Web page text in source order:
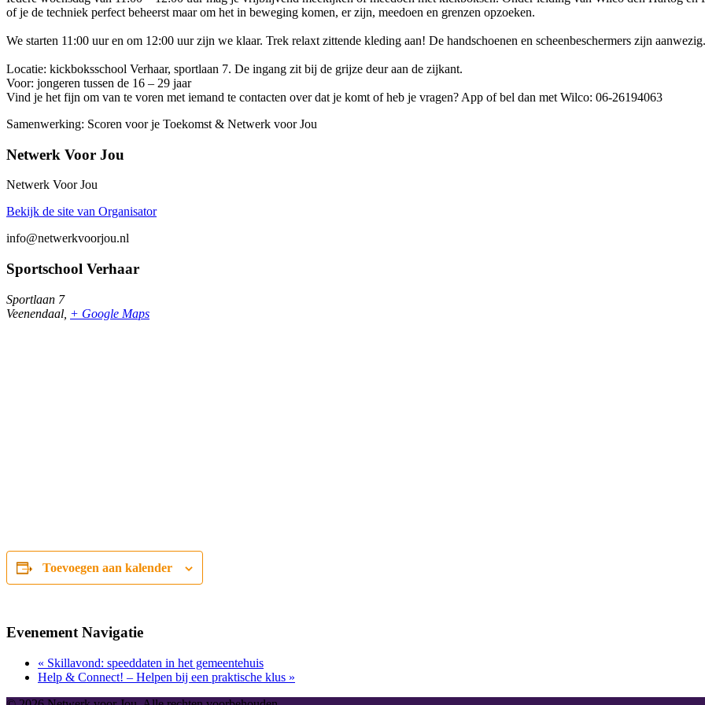
of je de techniek perfect beheerst maar om het in beweging komen, er zijn, meedoen en grenzen opzoeken.
We starten 11:00 uur en om 12:00 uur zijn we klaar. Trek relaxt zittende kleding aan! De handschoenen en scheenbeschermers zijn aanwezig.
Locatie: kickboksschool Verhaar, sportlaan 7. De ingang zit bij de grijze deur aan de zijkant.
Voor: jongeren tussen de 16 – 29 jaar
Vind je het fijn om van te voren met iemand te contacten over dat je komt of heb je vragen? App of bel dan met Wilco: 06-26194063
Samenwerking: Scoren voor je Toekomst & Netwerk voor Jou
Netwerk Voor Jou
Netwerk Voor Jou
Bekijk de site van Organisator
info@netwerkvoorjou.nl
Sportschool Verhaar
Sportlaan 7
Veenendaal + Google Maps
Toevoegen aan kalender
Evenement Navigatie
« Skillavond: speeddaten in het gemeentehuis
Help & Connect! – Helpen bij een praktische klus »